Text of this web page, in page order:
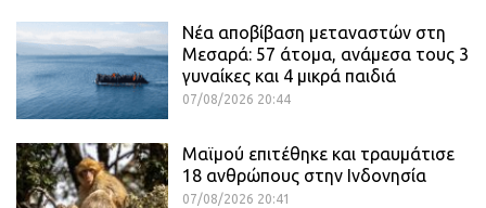
Νέα αποβίβαση μεταναστών στη
Μεσαρά: 57 άτομα, ανάμεσα τους 3
γυναίκες και 4 μικρά παιδιά
07/08/2026 20:44
Μαϊμού επιτέθηκε και τραυμάτισε
18 ανθρώπους στην Ινδονησία
07/08/2026 20:41